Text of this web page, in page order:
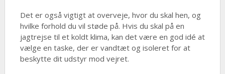
Det er også vigtigt at overveje, hvor du skal hen, og
hvilke forhold du vil støde på. Hvis du skal på en
jagtrejse til et koldt klima, kan det være en god idé at
vælge en taske, der er vandtæt og isoleret for at
beskytte dit udstyr mod vejret.